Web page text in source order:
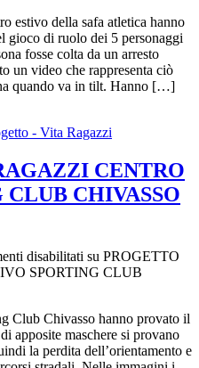
estivo della safa atletica hanno
gioco di ruolo dei 5 personaggi
fosse colta da un arresto
un video che rappresenta ciò
quando va in tilt. Hanno […]
- Vita Ragazzi
CENTRO
CHIVASSO
disabilitati su PROGETTO
SPORTING CLUB
Club Chivasso hanno provato il
apposite maschere si provano
la perdita dell’orientamento e